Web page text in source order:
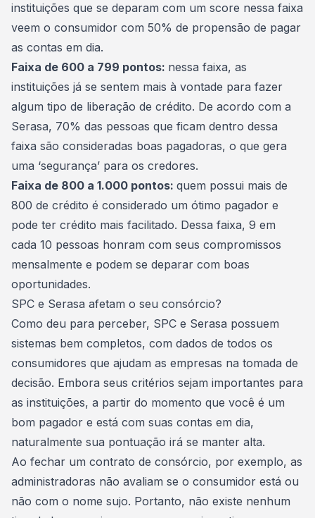
instituições que se deparam com um score nessa faixa
veem o consumidor com 50% de propensão de pagar
as contas em dia.
Faixa de 600 a 799 pontos: nessa faixa, as
instituições já se sentem mais à vontade para fazer
algum tipo de liberação de crédito. De acordo com a
Serasa, 70% das pessoas que ficam dentro dessa
faixa são consideradas boas pagadoras, o que gera
uma ‘segurança’ para os credores.
Faixa de 800 a 1.000 pontos: quem possui mais de
800 de crédito é considerado um ótimo pagador e
pode ter crédito mais facilitado. Dessa faixa, 9 em
cada 10 pessoas honram com seus compromissos
mensalmente e podem se deparar com boas
oportunidades.
SPC e Serasa afetam o seu consórcio?
Como deu para perceber, SPC e Serasa possuem
sistemas bem completos, com dados de todos os
consumidores que ajudam as empresas na tomada de
decisão. Embora seus critérios sejam importantes para
as instituições, a partir do momento que você é um
bom pagador e está com suas contas em dia,
naturalmente sua pontuação irá se manter alta.
Ao fechar um contrato de consórcio, por exemplo, as
administradoras não avaliam se o consumidor está ou
não com o nome sujo. Portanto, não existe nenhum